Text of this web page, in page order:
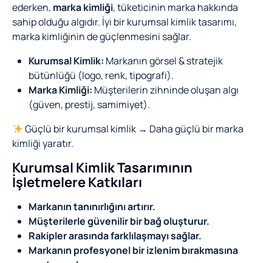
ederken, marka kimliği, tüketicinin marka hakkında
sahip olduğu algıdır. İyi bir kurumsal kimlik tasarımı,
marka kimliğinin de güçlenmesini sağlar.
Kurumsal Kimlik: Markanın görsel & stratejik
bütünlüğü (logo, renk, tipografi).
Marka Kimliği: Müşterilerin zihninde oluşan algı
(güven, prestij, samimiyet).
Güçlü bir kurumsal kimlik → Daha güçlü bir marka
kimliği yaratır.
Kurumsal Kimlik Tasarımının
İşletmelere Katkıları
Markanın tanınırlığını artırır.
Müşterilerle güvenilir bir bağ oluşturur.
Rakipler arasında farklılaşmayı sağlar.
Markanın profesyonel bir izlenim bırakmasına